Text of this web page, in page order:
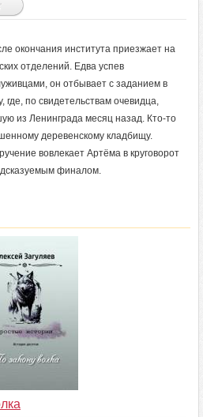
окончания института приезжает на
отделений. Едва успев
он отбывает с заданием в
где, по свидетельствам очевидца,
из Ленинграда месяц назад. Кто-то
деревенскому кладбищу.
вовлекает Артёма в круговорот
финалом.